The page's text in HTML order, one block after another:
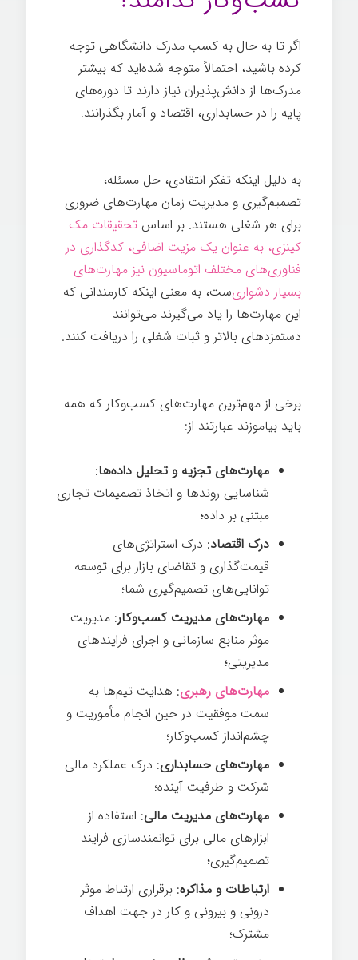
اگر تا به حال به کسب مدرک دانشگاهی توجه
کرده باشید، احتمالاً متوجه شده‌اید که بیشتر
مدرک‌ها از دانش‌پذیران نیاز دارند تا دوره‌های
پایه را در حسابداری، اقتصاد و آمار بگذرانند.
به دلیل اینکه تفکر انتقادی، حل مسئله،
تصمیم‌گیری و مدیریت زمان مهارت‌های ضروری
برای هر شغلی هستند. بر اساس تحقیقات مک
کینزی، به عنوان یک مزیت اضافی، کدگذاری در
فناوری‌های مختلف اتوماسیون نیز مهارت‌های
بسیار دشواری‌‌ست، به معنی اینکه کارمندانی که
این مهارت‌ها را یاد می‌گیرند می‌توانند
دستمزدهای بالاتر و ثبات شغلی را دریافت کنند.
برخی از مهم‌ترین مهارت‌های کسب‌وکار که همه
باید بیاموزند عبارتند از:
مهارت‌های تجزیه و تحلیل داده‌ها:
شناسایی روندها و اتخاذ تصمیمات تجاری
مبتنی بر داده؛
درک اقتصاد: درک استراتژی‌های
قیمت‌گذاری و تقاضای بازار برای توسعه
توانایی‌های تصمیم‌گیری شما؛
مهارت‌های مدیریت کسب‌وکار: مدیریت
موثر منابع سازمانی و اجرای فرایندهای
مدیریتی؛
مهارت‌های رهبری: هدایت تیم‌ها به
سمت موفقیت در حین انجام مأموریت و
چشم‌انداز کسب‌وکار؛
مهارت‌های حسابداری: درک عملکرد مالی
شرکت و ظرفیت آینده؛
مهارت‌های مدیریت مالی: استفاده از
ابزارهای مالی برای توانمندسازی فرایند
تصمیم‌گیری؛
ارتباطات و مذاکره: برقراری ارتباط موثر
درونی و بیرونی و کار در جهت اهداف
مشترک؛